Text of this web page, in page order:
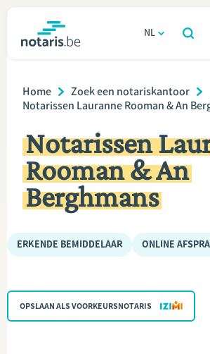
inhoud
NL
OPEN
ZOEKEN
Wonen
Relatie & samenleven
Erven & schenken
Ondernemen
Over de notaris
VIND EEN NOTARIS
Breadcrumb
Home
Zoek een notariskantoor
Notarissen Lauranne Rooman & An
Notarissen
Rooman & An
Berghmans
ERKENDE BEMIDDELAAR ONLINE
OPSLAAN ALS VOORKEURSNOTARIS